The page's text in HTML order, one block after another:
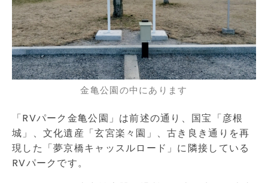
金亀公園の中にあります
「RVパーク金亀公園」は前述の通り、国宝「彦根
城」、文化遺産「玄宮楽々園」、古き良き通りを再
現した「夢京橋キャッスルロード」に隣接している
RVパークです。